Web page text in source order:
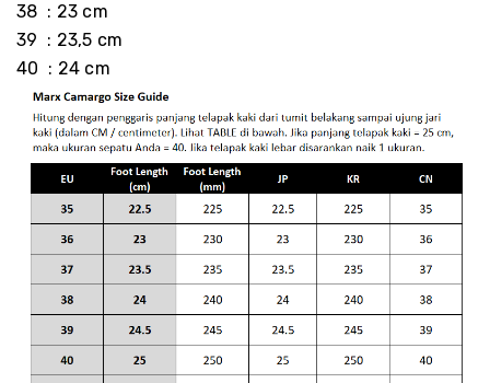
38 : 23 cm
39 : 23,5 cm
40 : 24 cm